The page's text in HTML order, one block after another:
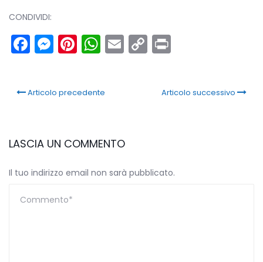
CONDIVIDI:
Facebook
Messenger
Pinterest
WhatsApp
Email
Copy
Link
Articolo precedente Articolo successivo
LASCIA UN COMMENTO
Il tuo indirizzo email non sarà pubblicato.